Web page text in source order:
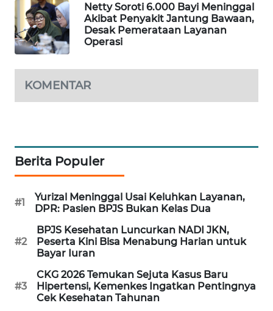
Netty Soroti 6.000 Bayi Meninggal
Akibat Penyakit Jantung Bawaan,
Desak Pemerataan Layanan
Operasi
KOMENTAR
Berita Populer
#1
Yurizal Meninggal Usai Keluhkan Layanan,
DPR: Pasien BPJS Bukan Kelas Dua
#2
BPJS Kesehatan Luncurkan NADI JKN,
Peserta Kini Bisa Menabung Harian untuk
Bayar Iuran
#3
CKG 2026 Temukan Sejuta Kasus Baru
Hipertensi, Kemenkes Ingatkan Pentingnya
Cek Kesehatan Tahunan
MAWAKA
ID
MARTABAT
LPKKI
LKKI
KOPEKLIN
PORTAL
KONSUMEN